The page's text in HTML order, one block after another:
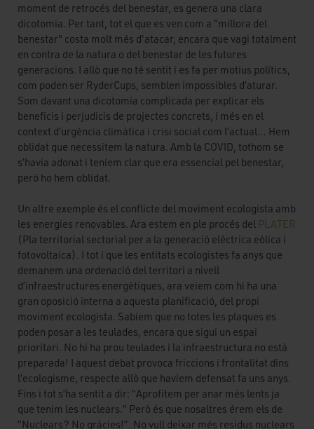
moment de retrocés del benestar, es genera una clara
dicotomia. Per tant, tot el que es ven com a "millora del
benestar" costa molt més d'atacar, encara que vagi totalment
en contra de la natura o del benestar de les futures
generacions. I allò que no té sentit i es fa per motius polítics,
com poden ser RyderCups, semblen impossibles d’aturar.
Som davant una dicotomia complicada per explicar els
beneficis i perjudicis de projectes concrets, i més en el
context d’urgència climàtica i crisi social com l’actual… Hem
oblidat que necessitem la natura. Amb la COVID, tothom se
s’havia adonat i teníem clar que era essencial pel benestar,
però ho hem oblidat.
Un altre exemple és el conflicte del moviment ecologista amb
les energies renovables. Ara estem en ple procés del PLATER
(Pla territorial sectorial per a la generació elèctrica eòlica i
fotovoltaica). I tot i que les entitats ecologistes fa anys que
demanem una ordenació del territori a nivell
d’infraestructures energètiques, ara veiem com hi ha una
gran oposició interna a aquesta planificació, del propi
moviment ecologista. Sabíem que no totes les plaques es
poden posar a les teulades, encara que sigui un espai
prioritari. No hi ha prou teulades i la infraestructura no està
preparada! I aquest debat provoca friccions i frontalitat dins
l’ecologisme, respecte allò que havíem defensat fa uns anys.
Fins i tot s’ha sentit a dir: “Aprofitem per anar més lents ja
que tenim les nuclears.” Però és que nosaltres érem els de
“Nuclears? No gràcies!”. No vull deixar més residus nuclears